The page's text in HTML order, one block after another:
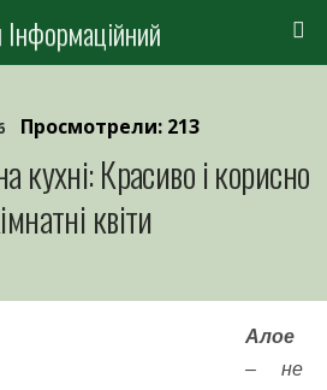
Інформаційний
Просмотрели: 213
кухні: Красиво і корисно
квіти
Алое
– не